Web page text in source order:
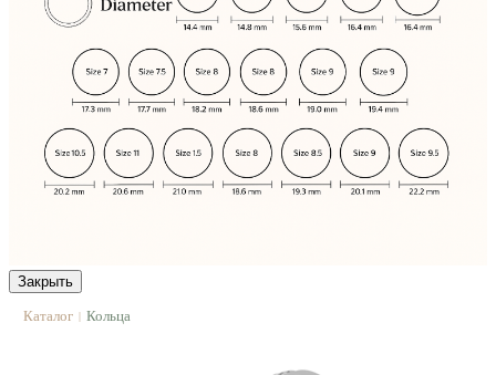
Закрыть
Каталог | Кольца